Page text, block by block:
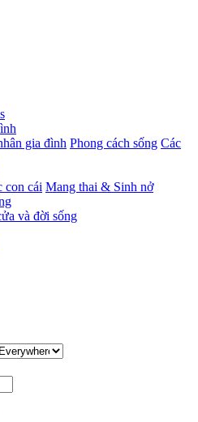
gia đình Phong cách sống Các
con cái Mang thai & Sinh nở
và đời sống